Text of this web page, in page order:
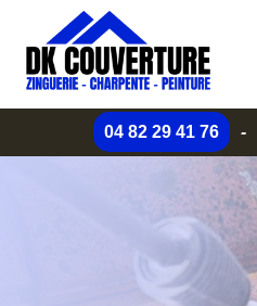
04 82 29 41 76 -